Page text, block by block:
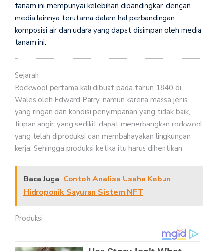
tanam ini mempunyai kelebihan dibandingkan dengan
media lainnya terutama dalam hal perbandingan
komposisi air dan udara yang dapat disimpan oleh media
tanam ini.
Sejarah
Rockwool pertama kali dibuat pada tahun 1840 di
Wales oleh Edward Parry, namun karena massa jenis
yang ringan dan kondisi penyimpanan yang tidak baik,
tiupan angin yang sedikit dapat menerbangkan rockwool
yang telah diproduksi dan membahayakan lingkungan
kerja. Sehingga produksi ketika itu harus dihentikan
Baca Juga Contoh Analisa Usaha Kebun
Hidroponik Sayuran Sistem NFT
Produksi